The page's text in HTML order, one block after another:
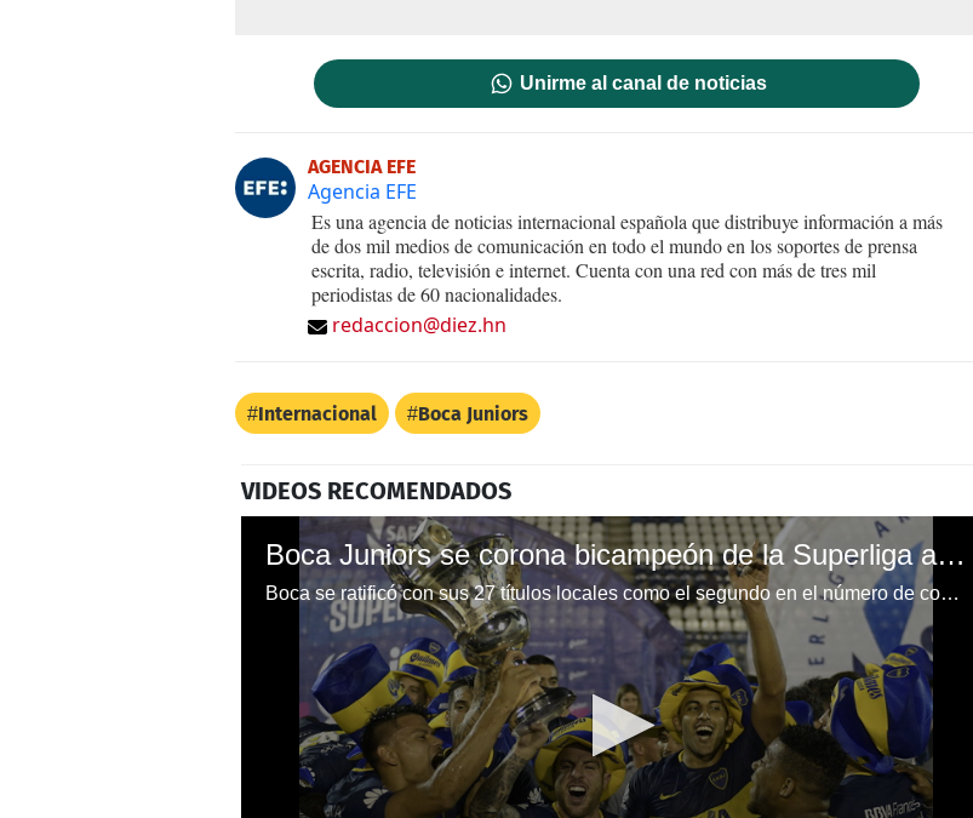
Unirme al canal de noticias
AGENCIA EFE
Agencia EFE
Es una agencia de noticias internacional española que distribuye información a más
de dos mil medios de comunicación en todo el mundo en los soportes de prensa
escrita, radio, televisión e internet. Cuenta con una red con más de tres mil
periodistas de 60 nacionalidades.
redaccion@diez.hn
Internacional Boca Juniors
VIDEOS RECOMENDADOS
Boca Juniors se corona bicampeón de la Superliga argentina
Boca se ratificó con sus 27 títulos locales como el segundo en el número de conquistas argentinas detrás de River Plate, que suma 35.